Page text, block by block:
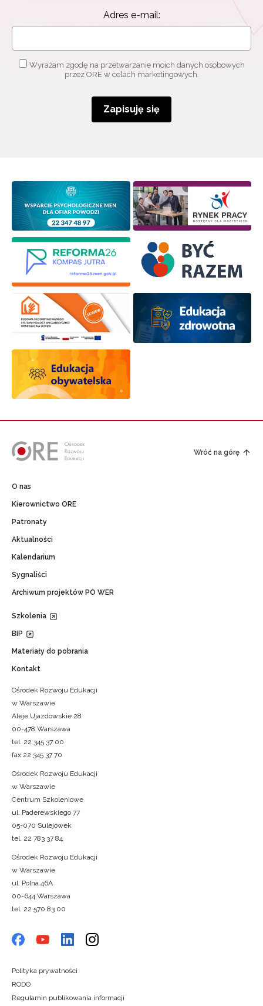
Adres e-mail:
Wyrażam zgodę na przetwarzanie moich danych osobowych
przez ORE w celach marketingowych.
Zapisuję się
Wróć na górę
O nas
Kierownictwo ORE
Patronaty
Aktualności
Kalendarium
Sygnaliści
Archiwum projektów PO WER
Szkolenia
BIP
Materiały do pobrania
Kontakt
Ośrodek Rozwoju Edukacji
w Warszawie
Aleje Ujazdowskie 28
00-478 Warszawa
tel. 22 345 37 00
fax 22 345 37 70
Ośrodek Rozwoju Edukacji
w Warszawie
Centrum Szkoleniowe
ul. Paderewskiego 77
05-070 Sulejówek
tel. 22 783 37 84
Ośrodek Rozwoju Edukacji
w Warszawie
ul. Polna 46A
00-644 Warszawa
tel. 22 570 83 00
Polityka prywatności
RODO
Regulamin publikowania informacji